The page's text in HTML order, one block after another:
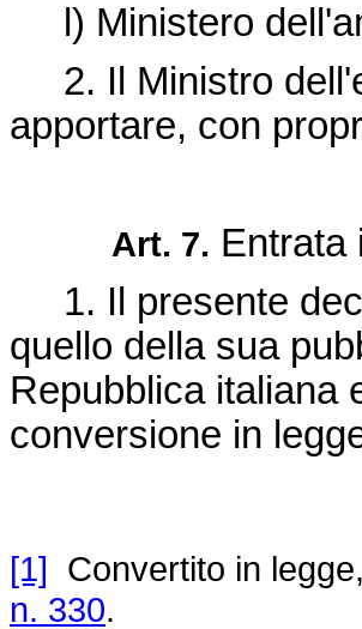
l) Ministero
2. Il Ministro
apportare, con
Art. 7. Entrata
1. Il presente
quello della sua
Repubblica italiana
conversione in
[1] Convertito in
n. 330.